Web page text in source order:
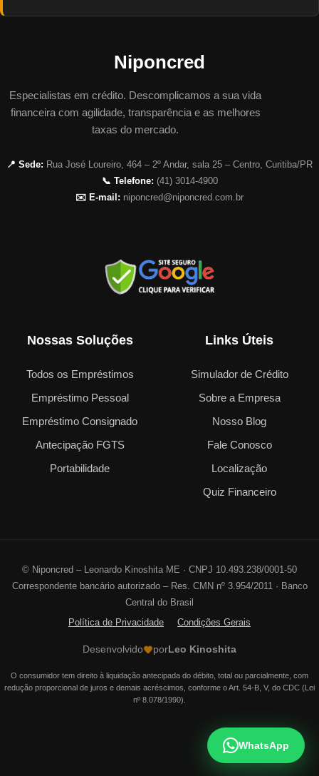
Niponcred
Especialistas em crédito. Descomplicamos a sua vida
financeira com agilidade, transparência e as melhores
taxas do mercado.
📍 Sede: Rua José Loureiro, 464 – 2º Andar, sala 25 – Centro, Curitiba/PR
📞 Telefone: (41) 3014-4900
✉️ E-mail: niponcred@niponcred.com.br
Nossas Soluções
Todos os Empréstimos
Empréstimo Pessoal
Empréstimo Consignado
Antecipação FGTS
Portabilidade
Links Úteis
Simulador de Crédito
Sobre a Empresa
Nosso Blog
Fale Conosco
Localização
Quiz Financeiro
© Niponcred – Leonardo Kinoshita ME · CNPJ 10.493.238/0001-50
Correspondente bancário autorizado – Res. CMN nº 3.954/2011 · Banco
Central do Brasil
Política de Privacidade
Condições Gerais
Desenvolvido por Leo Kinoshita
O consumidor tem direito à liquidação antecipada do débito, total ou parcialmente, com
redução proporcional de juros e demais acréscimos, conforme o Art. 54-B, V, do CDC (Lei
nº 8.078/1990).
WhatsApp